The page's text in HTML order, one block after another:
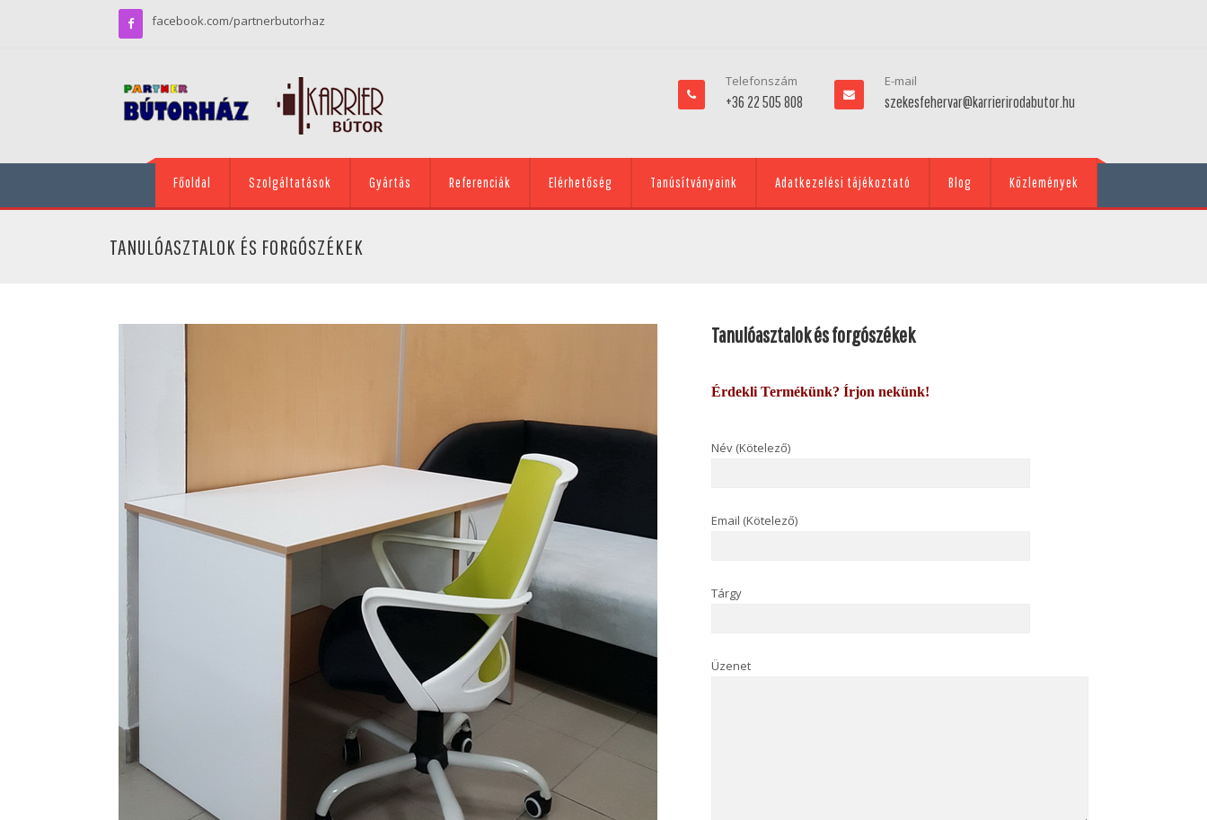
facebook.com/partnerbutorhaz
Telefonszám
+36 22 505 808
E-mail
szekesfehervar@karrierirodabutor.hu
Főoldal Szolgáltatások Gyártás Referenciák Elérhetőség Tanúsítványaink Adatkezelési tájékoztató Blog Közlemények
TANULÓASZTALOK ÉS FORGÓSZÉKEK
Tanulóasztalok és forgószékek
Érdekli Termékünk? Írjon nekünk!
Név (Kötelező)
Email (Kötelező)
Tárgy
Üzenet